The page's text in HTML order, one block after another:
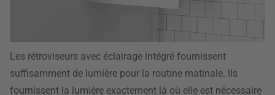
Les rétroviseurs avec éclairage intégré fournissent
suffisamment de lumière pour la routine matinale. Ils
fournissent la lumière exactement là où elle est nécessaire